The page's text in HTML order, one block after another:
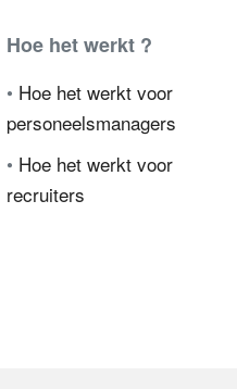
Hoe het werkt ?
• Hoe het werkt voor
personeelsmanagers
• Hoe het werkt voor
recruiters